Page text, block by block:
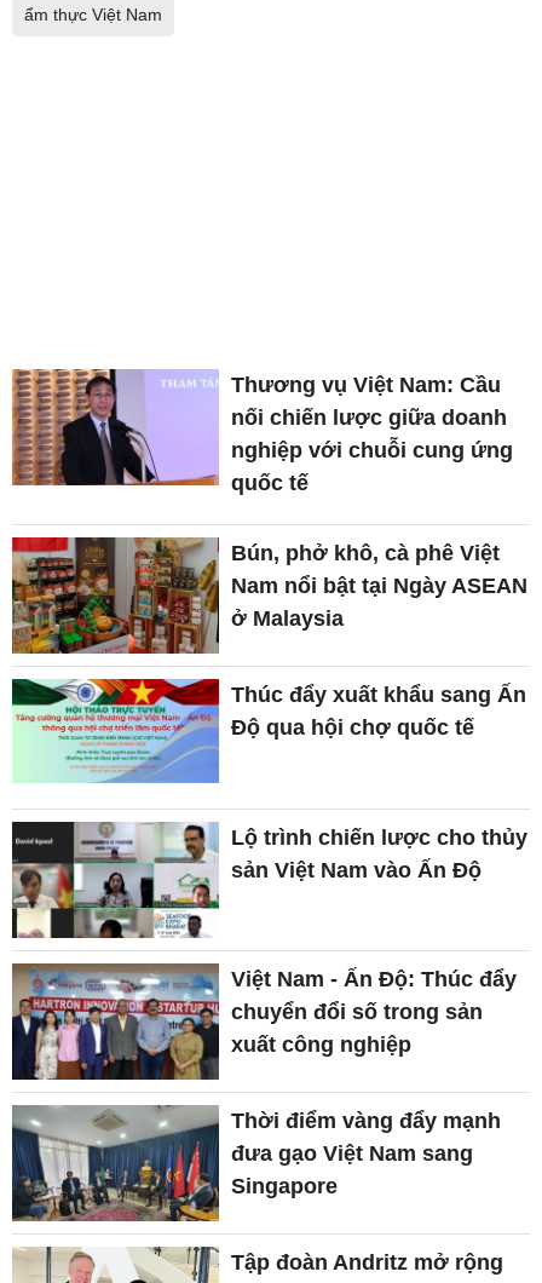
ẩm thực Việt Nam
Thương vụ Việt Nam: Cầu
nối chiến lược giữa doanh
nghiệp với chuỗi cung ứng
quốc tế
Bún, phở khô, cà phê Việt
Nam nổi bật tại Ngày ASEAN
ở Malaysia
Thúc đẩy xuất khẩu sang Ấn
Độ qua hội chợ quốc tế
Lộ trình chiến lược cho thủy
sản Việt Nam vào Ấn Độ
Việt Nam - Ấn Độ: Thúc đẩy
chuyển đổi số trong sản
xuất công nghiệp
Thời điểm vàng đẩy mạnh
đưa gạo Việt Nam sang
Singapore
Tập đoàn Andritz mở rộng